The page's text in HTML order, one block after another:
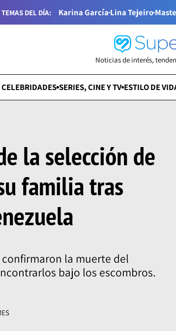
TEMAS DEL DÍA: Karina GarcíaLina Tejeiro
Noticias de interés,
CELEBRIDADES SERIES, CINE Y TV ESTILO DE
la selección de
familia tras
la muerte del
bajo los escombros.